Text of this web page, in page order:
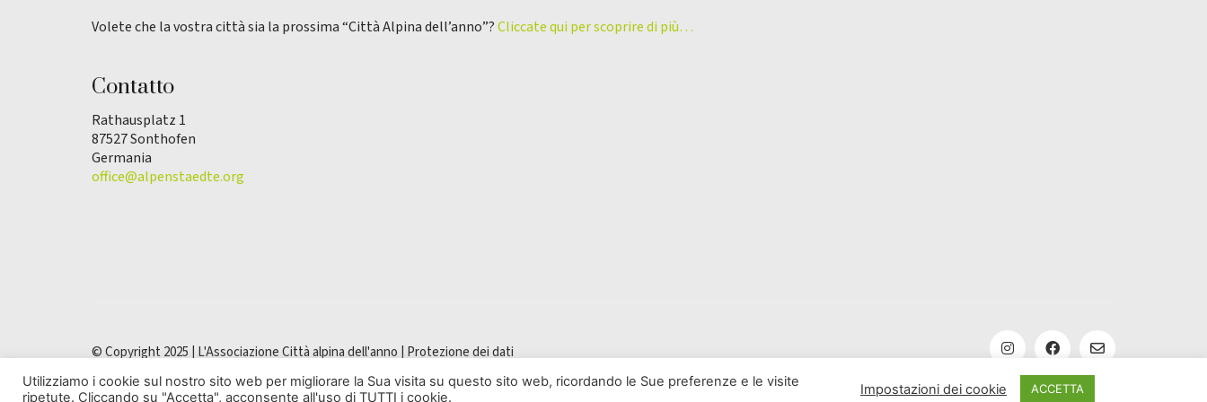
Volete che la vostra città sia la prossima “Città Alpina dell’anno”?Cliccate qui per scoprire di più…
Contatto
Rathausplatz 1
87527 Sonthofen
Germania
office@alpenstaedte.org
© Copyright 2025 | L'Associazione Città alpina dell'anno | Protezione dei dati
Utilizziamo i cookie sul nostro sito web per migliorare la Sua visita su questo sito web, ricordando le Sue preferenze e le visite
ripetute. Cliccando su "Accetta", acconsente all'uso di TUTTI i cookie.
Impostazioni dei cookie ACCETTA